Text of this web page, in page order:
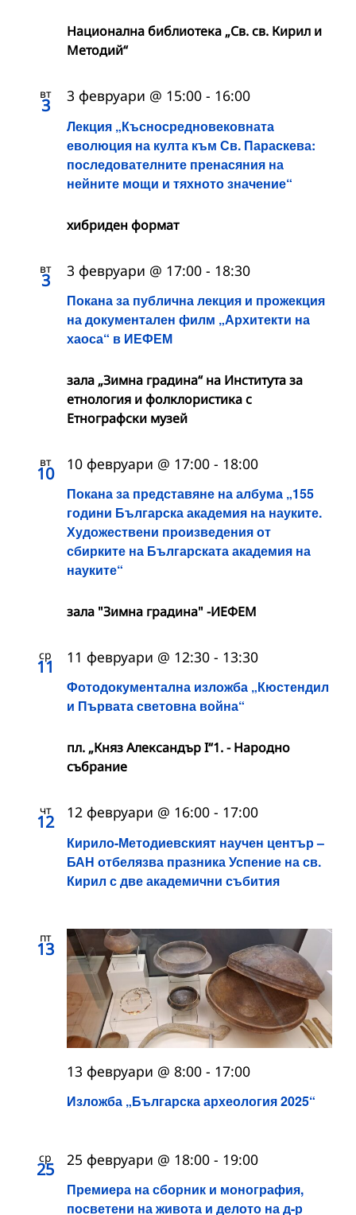
Национална библиотека „Св. св. Кирил и
Методий“
вт
3
Лекция „Късносредновековната
еволюция на култа към Св. Параскева:
последователните пренасяния на
нейните мощи и тяхното значение“
3 февруари @ 15:00 - 16:00
хибриден формат
вт
3
Покана за публична лекция и прожекция
на документален филм „Архитекти на
хаоса“ в ИЕФЕМ
3 февруари @ 17:00 - 18:30
зала „Зимна градина“ на Института за
етнология и фолклористика с
Етнографски музей
вт
10
Покана за представяне на албума „155
години Българска академия на науките.
Художествени произведения от
сбирките на Българската академия на
науките“
10 февруари @ 17:00 - 18:00
зала "Зимна градина" -ИЕФЕМ
ср
11
Фотодокументална изложба „Кюстендил
и Първата световна война“
11 февруари @ 12:30 - 13:30
пл. „Княз Александър I“1. - Народно
събрание
чт
12
Кирило-Методиевският научен център –
БАН отбелязва празника Успение на св.
Кирил с две академични събития
12 февруари @ 16:00 - 17:00
пт
13
Изложба „Българска археология 2025“
13 февруари @ 8:00 - 17:00
ср
25
Премиера на сборник и монография,
посветени на живота и делото на д-р
25 февруари @ 18:00 - 19:00